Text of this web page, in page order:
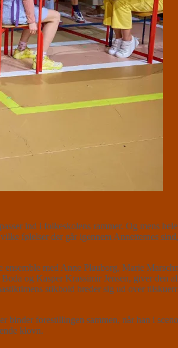
ind i folkeskolens rammer. Og mens
følelser der går igennem Annetternes
med Anne Plauborg, Marie
og Kasper Krassimir Jensen, giver den
stikbold breder sig ud over
forestillingen sammen, når han i
klovn.